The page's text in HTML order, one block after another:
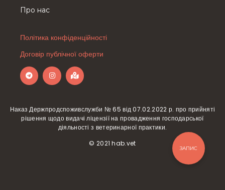
Про нас
Політика конфіденційності
Договір публічної оферти
Наказ Держпродспоживслужби № 65 від 07.02.2022 р. про прийняті
рішення щодо видачі ліцензії на провадження господарської
діяльності з ветеринарної практики.
© 2021 hab.vet
ЗАПИС